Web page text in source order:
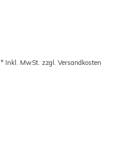
* Inkl. MwSt. zzgl. Versandkosten